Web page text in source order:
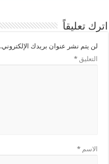
اترك تعليقاً
لن يتم نشر عنوان بريدك الإلكتروني.
التعليق*
الاسم*